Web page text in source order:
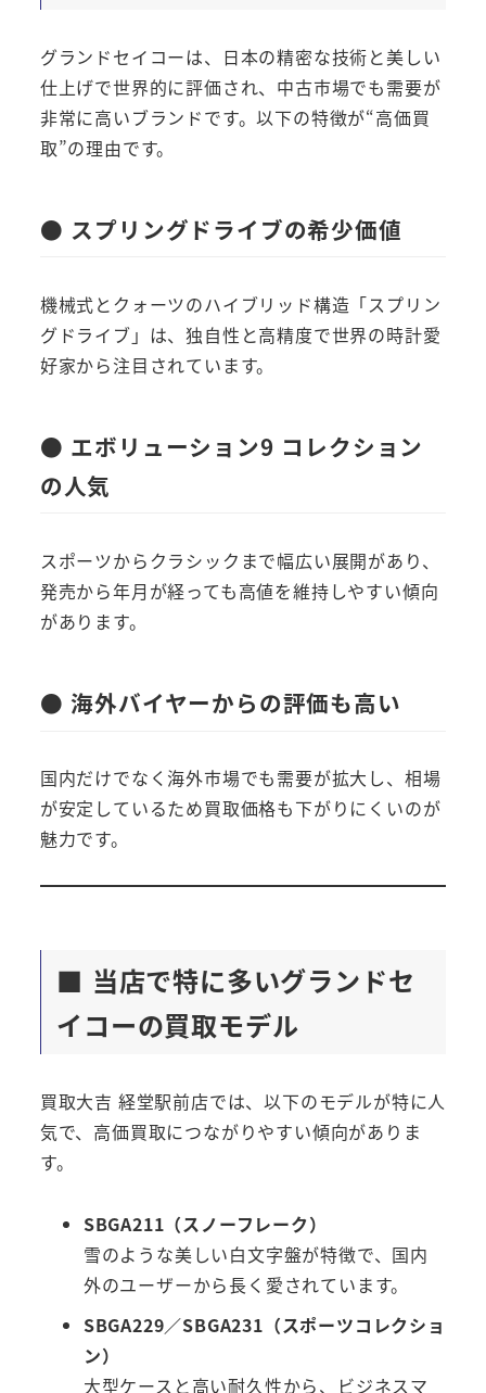
グランドセイコーは、日本の精密な技術と美しい
仕上げで世界的に評価され、中古市場でも需要が
非常に高いブランドです。以下の特徴が“高価買
取”の理由です。
● スプリングドライブの希少価値
機械式とクォーツのハイブリッド構造「スプリン
グドライブ」は、独自性と高精度で世界の時計愛
好家から注目されています。
● エボリューション9 コレクション
の人気
スポーツからクラシックまで幅広い展開があり、
発売から年月が経っても高値を維持しやすい傾向
があります。
● 海外バイヤーからの評価も高い
国内だけでなく海外市場でも需要が拡大し、相場
が安定しているため買取価格も下がりにくいのが
魅力です。
■ 当店で特に多いグランドセ
イコーの買取モデル
買取大吉 経堂駅前店では、以下のモデルが特に人
気で、高価買取につながりやすい傾向がありま
す。
SBGA211（スノーフレーク）
雪のような美しい白文字盤が特徴で、国内
外のユーザーから長く愛されています。
SBGA229／SBGA231（スポーツコレクショ
ン）
大型ケースと高い耐久性から、ビジネスマ